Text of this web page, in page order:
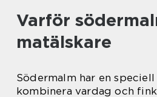
Varför
matälskare
Södermalm har en
kombinera vardag och